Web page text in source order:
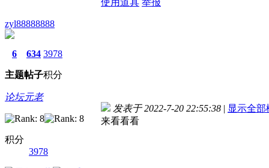
zyl88888888
6
主题
634
帖子
3978
积分
论坛元老
积分
3978
发表于 2022-7-20 22:55:38 | 显示全部
来看看看